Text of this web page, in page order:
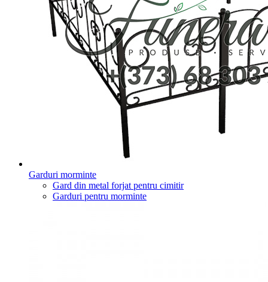
Garduri morminte
Gard din metal forjat pentru cimitir
Garduri pentru morminte